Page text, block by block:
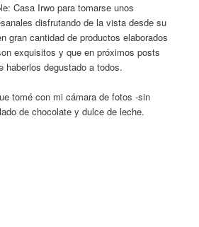
Casa Irwo para tomarse unos
disfrutando de la vista desde su
gran cantidad de productos elaborados
exquisitos y que en próximos posts
haberlos degustado a todos.
tomé con mi cámara de fotos -sin
de chocolate y dulce de leche.